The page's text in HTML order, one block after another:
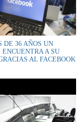
DE 36 AÑOS UN
ENCUENTRA A SU
AL FACEBOOK